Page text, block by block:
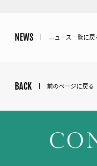
NEWS ニュース一覧に戻
BACK 前のページに戻る